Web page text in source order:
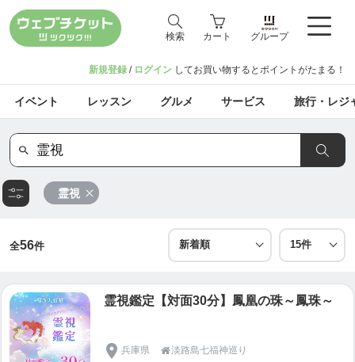
検索 カート グループ
新規登録 / ログイン してお買い物するとポイントがたまる！
イベント レッスン グルメ サービス 旅行・レジ
霊視
全56件
霊視鑑定【対面30分】鳳凰の珠～鳳珠～
兵庫県 淡路島七福神巡り